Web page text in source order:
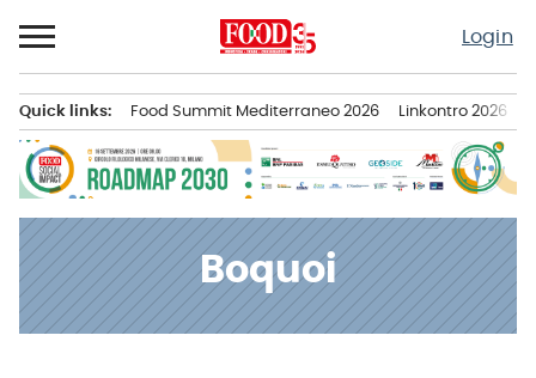
al
contenuto
Login
principale
Quick links: Food Summit Mediterraneo 2026 Linkontro 2026
Boquoi